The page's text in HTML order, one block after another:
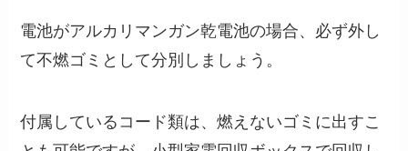
電池がアルカリマンガン乾電池の場合、必ず外し
て不燃ゴミとして分別しましょう。
付属しているコード類は、燃えないゴミに出すこ